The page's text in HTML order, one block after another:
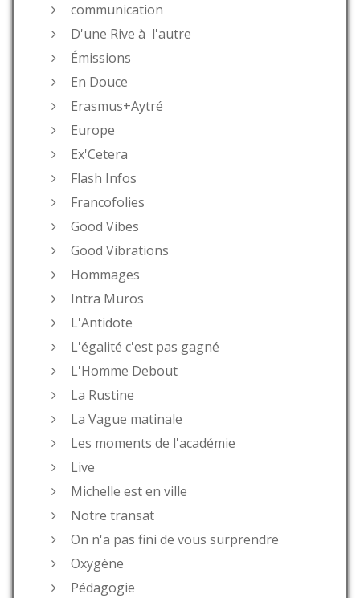
communication
D'une Rive à l'autre
Émissions
En Douce
Erasmus+Aytré
Europe
Ex'Cetera
Flash Infos
Francofolies
Good Vibes
Good Vibrations
Hommages
Intra Muros
L'Antidote
L'égalité c'est pas gagné
L'Homme Debout
La Rustine
La Vague matinale
Les moments de l'académie
Live
Michelle est en ville
Notre transat
On n'a pas fini de vous surprendre
Oxygène
Pédagogie